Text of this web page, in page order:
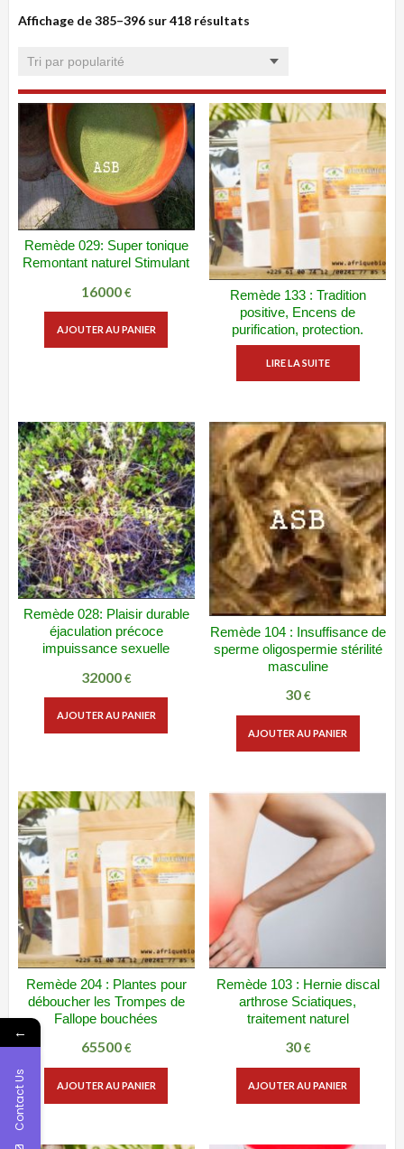
Affichage de 385–396 sur 418 résultats
VUE RAPIDE
ADD WISHLIST
Remède 029: Super tonique
Remontant naturel Stimulant
16000€
AJOUTER AU PANIER
VUE RAPIDE
ADD WISHLIST
Remède 133 : Tradition
positive, Encens de
purification, protection.
LIRE LA SUITE
VUE RAPIDE
ADD WISHLIST
Remède 028: Plaisir durable
éjaculation précoce
impuissance sexuelle
32000€
AJOUTER AU PANIER
VUE RAPIDE
ADD WISHLIST
Remède 104 : Insuffisance de
sperme oligospermie stérilité
masculine
30€
AJOUTER AU PANIER
VUE RAPIDE
ADD WISHLIST
Remède 204 : Plantes pour
déboucher les Trompes de
Fallope bouchées
65500€
AJOUTER AU PANIER
VUE RAPIDE
ADD WISHLIST
Remède 103 : Hernie discal
arthrose Sciatiques,
traitement naturel
30€
AJOUTER AU PANIER
←
Contact Us